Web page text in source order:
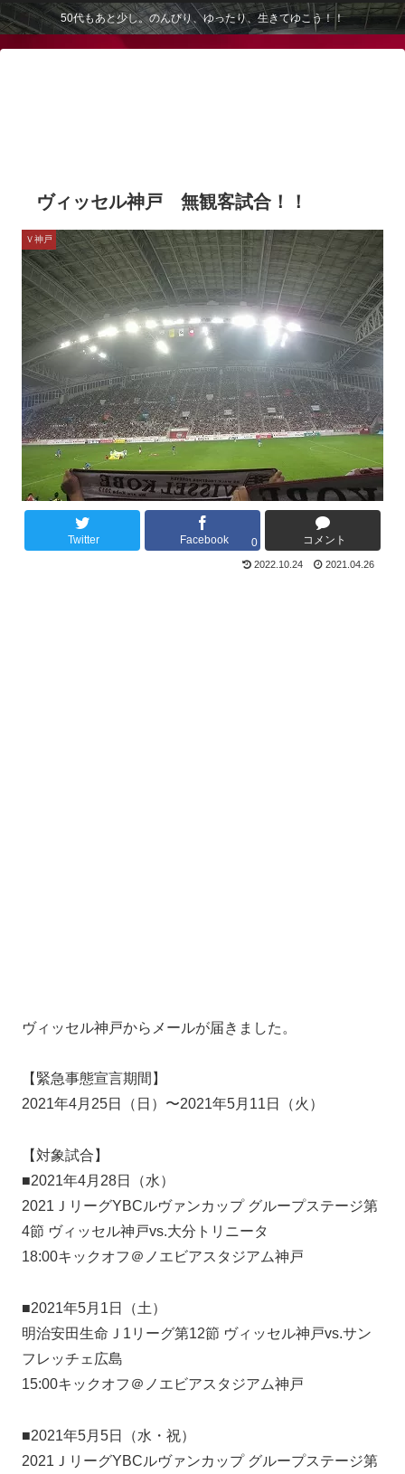
50代もあと少し。のんびり、ゆったり、生きてゆこう！！
ヴィッセル神戸 無観客試合！！
Ｖ神戸
Twitter Facebook 0 コメント
2022.10.24 2021.04.26
ヴィッセル神戸からメールが届きました。
【緊急事態宣言期間】
2021年4月25日（日）〜2021年5月11日（火）
【対象試合】
■2021年4月28日（水）
2021ＪリーグYBCルヴァンカップ グループステージ第
4節 ヴィッセル神戸vs.大分トリニータ
18:00キックオフ＠ノエビアスタジアム神戸
■2021年5月1日（土）
明治安田生命Ｊ1リーグ第12節 ヴィッセル神戸vs.サン
フレッチェ広島
15:00キックオフ＠ノエビアスタジアム神戸
■2021年5月5日（水・祝）
2021ＪリーグYBCルヴァンカップ グループステージ第